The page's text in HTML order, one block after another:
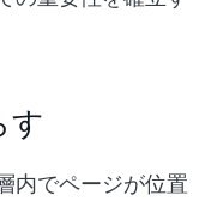
す
内でページが位置